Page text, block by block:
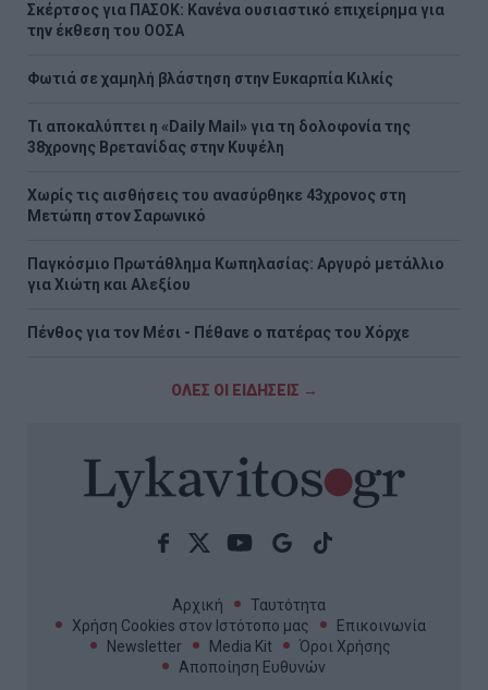
Σκέρτσος για ΠΑΣΟΚ: Κανένα ουσιαστικό επιχείρημα για
την έκθεση του ΟΟΣΑ
Φωτιά σε χαμηλή βλάστηση στην Ευκαρπία Κιλκίς
Τι αποκαλύπτει η «Daily Mail» για τη δολοφονία της
38χρονης Βρετανίδας στην Κυψέλη
Χωρίς τις αισθήσεις του ανασύρθηκε 43χρονος στη
Μετώπη στον Σαρωνικό
Παγκόσμιο Πρωτάθλημα Κωπηλασίας: Αργυρό μετάλλιο
για Χιώτη και Αλεξίου
Πένθος για τον Μέσι - Πέθανε ο πατέρας του Χόρχε
ΟΛΕΣ ΟΙ ΕΙΔΗΣΕΙΣ →
Αρχική
Ταυτότητα
Χρήση Cookies στον Ιστότοπο μας
Επικοινωνία
Newsletter
Media Kit
Όροι Χρήσης
Αποποίηση Ευθυνών